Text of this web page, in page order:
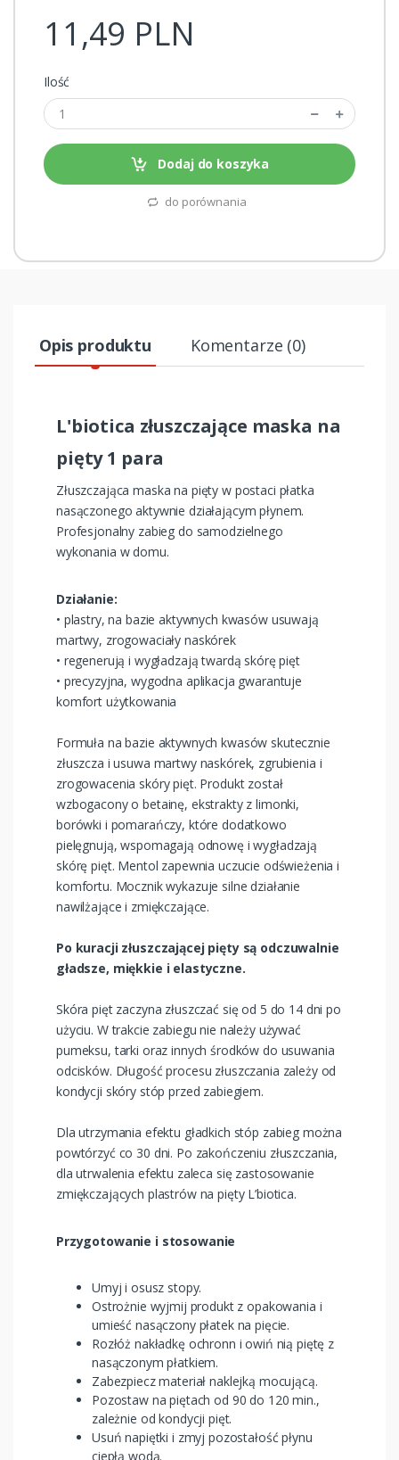
11,49 PLN
Ilość
Dodaj do koszyka
do porównania
Opis produktu Komentarze (0)
L'biotica złuszczające maska na
pięty 1 para
Złuszczająca maska na pięty w postaci płatka
nasączonego aktywnie działającym płynem.
Profesjonalny zabieg do samodzielnego
wykonania w domu.
Działanie:
• plastry, na bazie aktywnych kwasów usuwają
martwy, zrogowaciały naskórek
• regenerują i wygładzają twardą skórę pięt
• precyzyjna, wygodna aplikacja gwarantuje
komfort użytkowania
Formuła na bazie aktywnych kwasów skutecznie
złuszcza i usuwa martwy naskórek, zgrubienia i
zrogowacenia skóry pięt. Produkt został
wzbogacony o betainę, ekstrakty z limonki,
borówki i pomarańczy, które dodatkowo
pielęgnują, wspomagają odnowę i wygładzają
skórę pięt. Mentol zapewnia uczucie odświeżenia i
komfortu. Mocznik wykazuje silne działanie
nawilżające i zmiękczające.
Po kuracji złuszczającej pięty są odczuwalnie
gładsze, miękkie i elastyczne.
Skóra pięt zaczyna złuszczać się od 5 do 14 dni po
użyciu. W trakcie zabiegu nie należy używać
pumeksu, tarki oraz innych środków do usuwania
odcisków. Długość procesu złuszczania zależy od
kondycji skóry stóp przed zabiegiem.
Dla utrzymania efektu gładkich stóp zabieg można
powtórzyć co 30 dni. Po zakończeniu złuszczania,
dla utrwalenia efektu zaleca się zastosowanie
zmiękczających plastrów na pięty L’biotica.
Przygotowanie i stosowanie
Umyj i osusz stopy.
Ostrożnie wyjmij produkt z opakowania i
umieść nasączony płatek na pięcie.
Rozłóż nakładkę ochronn i owiń nią piętę z
nasączonym płatkiem.
Zabezpiecz materiał naklejką mocującą.
Pozostaw na piętach od 90 do 120 min.,
zależnie od kondycji pięt.
Usuń napiętki i zmyj pozostałość płynu
ciepłą wodą.